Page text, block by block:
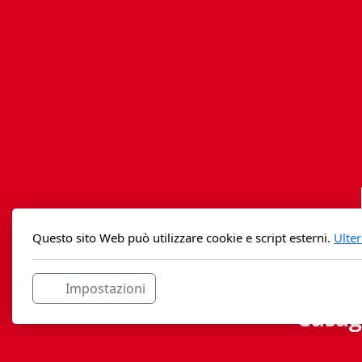
Questo sito Web può utilizzare cookie e script esterni.
Impostazioni